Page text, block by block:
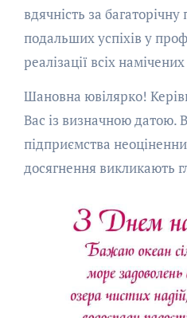
вдячність за
подальших успіхів у
реалізації всіх
Шановна ювілярко!
Вас із визначною датою.
підприємства
досягнення викликають